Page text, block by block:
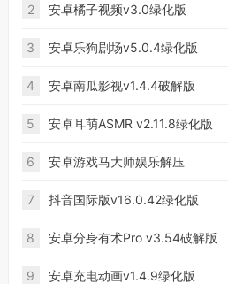
2 安卓橘子视频v3.0绿化版
3 安卓乐狗剧场v5.0.4绿化版
4 安卓南瓜影视v1.4.4破解版
5 安卓耳萌ASMR v2.11.8绿化版
6 安卓游戏马大师娱乐解压
7 抖音国际版v16.0.42绿化版
8 安卓分身有术Pro v3.54破解版
9 安卓充电动画v1.4.9绿化版